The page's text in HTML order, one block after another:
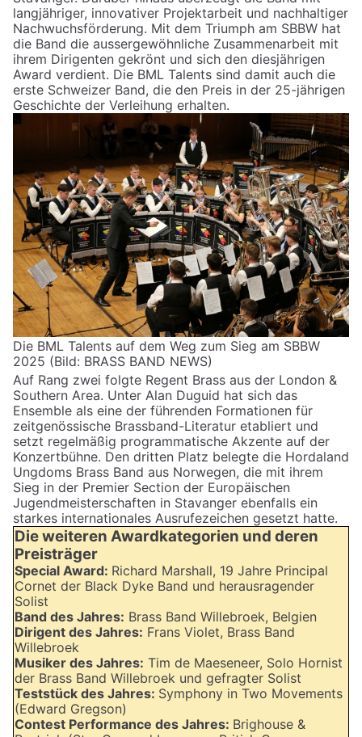
langjähriger, innovativer Projektarbeit und nachhaltiger
Nachwuchsförderung. Mit dem Triumph am SBBW hat
die Band die aussergewöhnliche Zusammenarbeit mit
ihrem Dirigenten gekrönt und sich den diesjährigen
Award verdient. Die BML Talents sind damit auch die
erste Schweizer Band, die den Preis in der 25-jährigen
Geschichte der Verleihung erhalten.
Die BML Talents auf dem Weg zum Sieg am SBBW
2025 (Bild: BRASS BAND NEWS)
Auf Rang zwei folgte Regent Brass aus der London &
Southern Area. Unter Alan Duguid hat sich das
Ensemble als eine der führenden Formationen für
zeitgenössische Brassband-Literatur etabliert und
setzt regelmäßig programmatische Akzente auf der
Konzertbühne. Den dritten Platz belegte die Hordaland
Ungdoms Brass Band aus Norwegen, die mit ihrem
Sieg in der Premier Section der Europäischen
Jugendmeisterschaften in Stavanger ebenfalls ein
starkes internationales Ausrufezeichen gesetzt hatte.
Die weiteren Awardkategorien und deren
Preisträger
Special Award: Richard Marshall, 19 Jahre Principal
Cornet der Black Dyke Band und herausragender
Solist
Band des Jahres: Brass Band Willebroek, Belgien
Dirigent des Jahres: Frans Violet, Brass Band
Willebroek
Musiker des Jahres: Tim de Maeseneer, Solo Hornist
der Brass Band Willebroek und gefragter Solist
Teststück des Jahres: Symphony in Two Movements
(Edward Gregson)
Contest Performance des Jahres: Brighouse &